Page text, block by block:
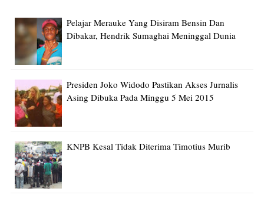
Pelajar Merauke Yang Disiram Bensin Dan
Dibakar, Hendrik Sumaghai Meninggal Dunia
Presiden Joko Widodo Pastikan Akses Jurnalis
Asing Dibuka Pada Minggu 5 Mei 2015
KNPB Kesal Tidak Diterima Timotius Murib